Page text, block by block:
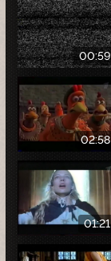
00:59
02:58
01:21